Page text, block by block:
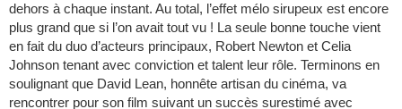
dehors à chaque instant. Au total, l’effet mélo sirupeux est encore
plus grand que si l’on avait tout vu ! La seule bonne touche vient
en fait du duo d’acteurs principaux, Robert Newton et Celia
Johnson tenant avec conviction et talent leur rôle. Terminons en
soulignant que David Lean, honnête artisan du cinéma, va
rencontrer pour son film suivant un succès surestimé avec